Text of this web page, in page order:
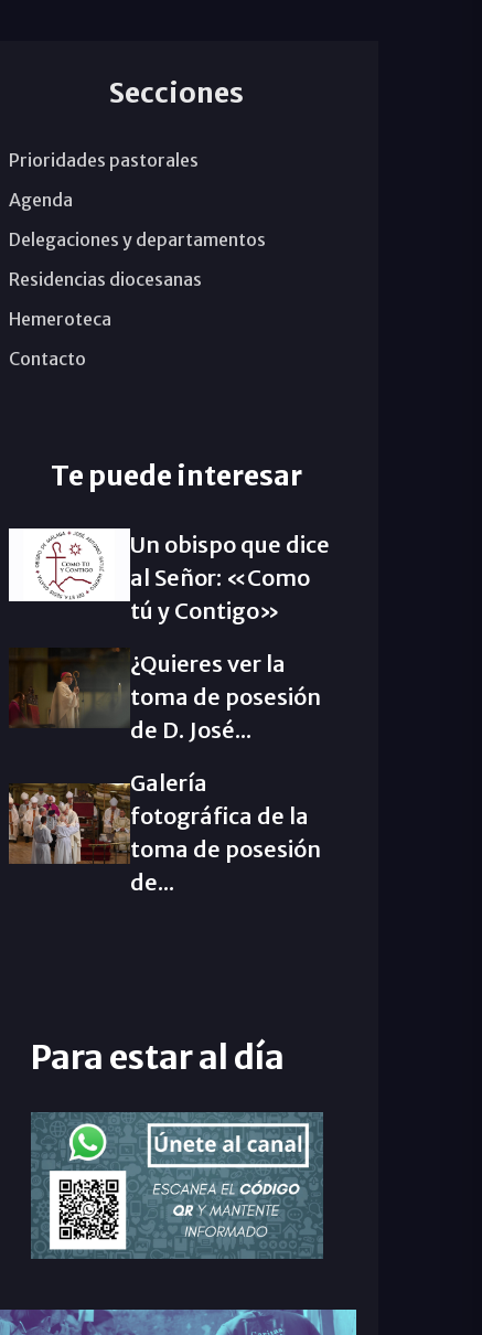
Secciones
Prioridades pastorales
Agenda
Delegaciones y departamentos
Residencias diocesanas
Hemeroteca
Contacto
Te puede interesar
Un obispo que dice
al Señor: «Como
tú y Contigo»
¿Quieres ver la
toma de posesión
de D. José...
Galería
fotográfica de la
toma de posesión
de...
Para estar al día